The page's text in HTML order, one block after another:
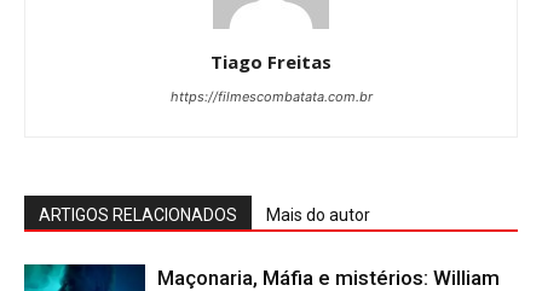
Tiago Freitas
https://filmescombatata.com.br
ARTIGOS RELACIONADOS Mais do autor
Maçonaria, Máfia e mistérios: William